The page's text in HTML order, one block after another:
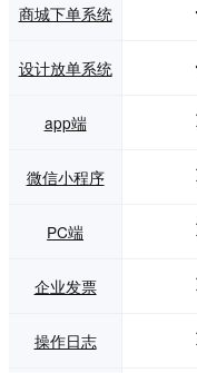
商城下单系统
设计放单系统
app端
微信小程序
PC端
企业发票
操作日志